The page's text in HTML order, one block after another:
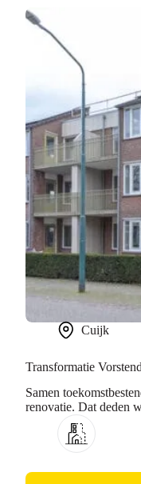
Cuijk
Transformatie
Samen
renovatie. Dat deden